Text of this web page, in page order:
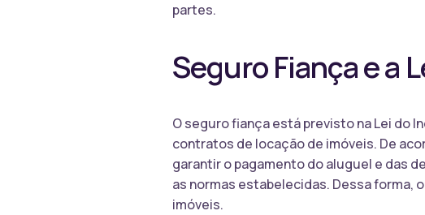
partes.
Seguro Fiança e a
O seguro fiança está previsto na Lei do
contratos de locação de imóveis. De
garantir o pagamento do aluguel e das
as normas estabelecidas. Dessa forma,
imóveis.